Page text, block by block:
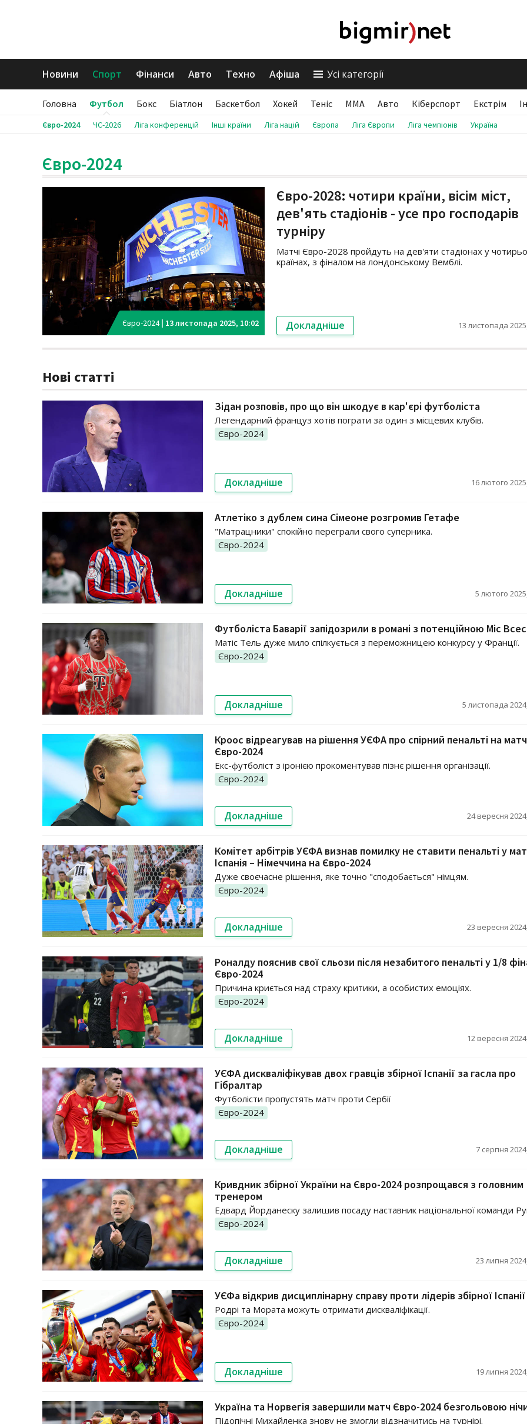
Новини Спорт Фінанси Авто Техно Афіша Усі категорії
Головна Футбол Бокс Біатлон Баскетбол Хокей Теніс ММА Авто Кіберспорт Екстрім
Євро-2024 ЧС-2026 Ліга конференцій Інші країни Ліга націй Європа Ліга Європи Ліга чемпіонів Україна
Євро-2024
Євро-2024| 13 листопада 2025, 10:02
Євро-2028: чотири країни, вісім міст,
дев'ять стадіонів - усе про господарів
турніру
Матчі Євро-2028 пройдуть на дев'яти стадіонах у
країнах, з фіналом на лондонському Вемблі.
Докладніше 13 листопада
Нові статті
Зідан розповів, про що він шкодує в кар'єрі футболіста
Легендарний француз хотів пограти за один з місцевих клубів.
Євро-2024
Докладніше 16 лютого
Атлетіко з дублем сина Сімеоне розгромив Гетафе
"Матрацники" спокійно переграли свого суперника.
Євро-2024
Докладніше 5 лютого
Футболіста Баварії запідозрили в романі з потенційною Міс
Матіс Тель дуже мило спілкується з переможницею конкурсу у Франції.
Євро-2024
Докладніше 5 листопада
Кроос відреагував на рішення УЄФА про спірний пенальті на
Євро-2024
Екс-футболіст з іронією прокоментував пізнє рішення організації.
Євро-2024
Докладніше 24 вересня
Комітет арбітрів УЄФА визнав помилку не ставити пенальті у
Іспанія – Німеччина на Євро-2024
Дуже своєчасне рішення, яке точно "сподобається" німцям.
Євро-2024
Докладніше 23 вересня
Роналду пояснив свої сльози після незабитого пенальті у 1/8
Євро-2024
Причина криється над страху критики, а особистих емоціях.
Євро-2024
Докладніше 12 вересня
УЄФА дискваліфікував двох гравців збірної Іспанії за гасла про
Гібралтар
Футболісти пропустять матч проти Сербії
Євро-2024
Докладніше 7 серпня
Кривдник збірної України на Євро-2024 розпрощався з головним
тренером
Едвард Йорданеску залишив посаду наставник національної команди
Євро-2024
Докладніше 23 липня
УЄФа відкрив дисциплінарну справу проти лідерів збірної Іспанії
Родрі та Мората можуть отримати дискваліфікації.
Євро-2024
Докладніше 19 липня
Україна та Норвегія завершили матч Євро-2024 безгольовою
Підопічні Михайленка знову не змогли відзначитись на турнірі.